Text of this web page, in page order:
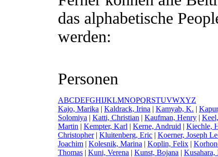
das alphabetische
werden:
Personen
ABCDEFGHIJKLMNOPQRSTUVWXYZ
Kajo, Marika | Kaldrack, Irina | Kamyab, K. | K
Solomiya | Katti, Christian | Kaufman, Henry | K
Martin | Kempter, Karl | Kerne, Andruid | Kiechle,
Christopher| Kluitenberg, Eric | Koerner, Joseph
Joachim | Kolesnik, Marina | Koplin, Felix | K
Thomas | Kuni, Verena | Kunst, Bojana | K